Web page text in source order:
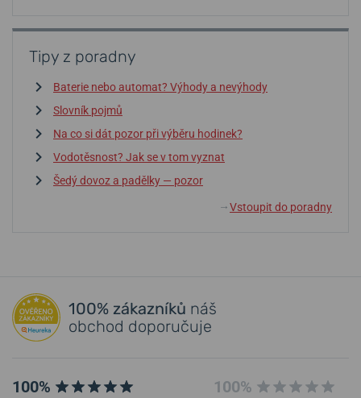
Tipy z poradny
Baterie nebo automat? Výhody a nevýhody
Slovník pojmů
Na co si dát pozor při výběru hodinek?
Vodotěsnost? Jak se v tom vyznat
Šedý dovoz a padělky — pozor
↓ Vstoupit do poradny
100% zákazníků náš
obchod doporučuje
100% 100%